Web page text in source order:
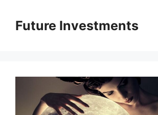
вмістуFuture Investments